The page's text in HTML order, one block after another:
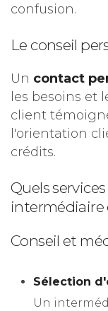
confusion.
Le conseil
Un contact
les besoins et
client
l'orientation
crédits.
Quels
intermédiaire
Conseil et
Sélection
Un